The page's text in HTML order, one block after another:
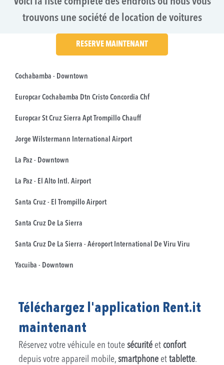
trouvons une société de location de voitures
RESERVE MAINTENANT
Cochabamba - Downtown
Europcar Cochabamba Dtn Cristo Concordia Chf
Europcar St Cruz Sierra Apt Trompillo Chauff
Jorge Wilstermann International Airport
La Paz - Downtown
La Paz - El Alto Intl. Airport
Santa Cruz - El Trompillo Airport
Santa Cruz De La Sierra
Santa Cruz De La Sierra - Aéroport International De Viru Viru
Yacuiba - Downtown
Téléchargez l'application Rent.it
maintenant
Réservez votre véhicule en toutesécurité et confort
depuis votre appareil mobile,smartphone ettablette.